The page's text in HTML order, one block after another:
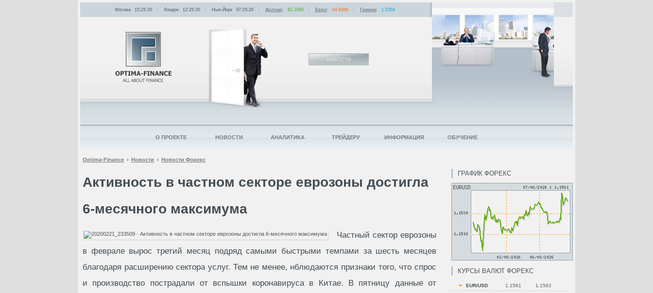
Optima-Finance Новости Новости Форекс
Активность в частном секторе еврозоны достигла
6-месячного максимума
Частный сектор еврозоны
в феврале вырос третий месяц подряд самыми быстрыми темпами за шесть месяцев
благодаря расширению сектора услуг. Тем не менее, нблюдаются признаки того, что спрос
и производство пострадали от вспышки коронавируса в Китае. В пятницу данные от
ГРАФИК ФОРЕКС
КУРСЫ ВАЛЮТ ФОРЕКС
EUR/USD 1.1561
1.1562
НОВОСТИ
Москва 15:25:20 Лондон 12:25:20 Нью-Йорк 07:25:20 Доллар: 82.1665 Евро: 94.8366 Гривна: 1.8358
О ПРОЕКТЕ НОВОСТИ АНАЛИТИКА ТРЕЙДЕРУ ИНФОРМАЦИЯ ОБУЧЕНИЕ